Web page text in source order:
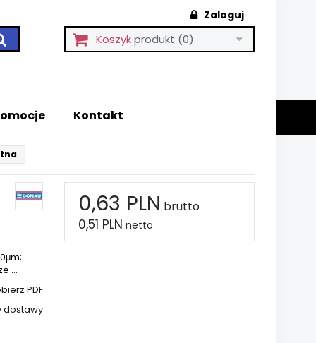
Zaloguj
Koszykprodukt (0)
Kontakt
...
PDF
dostawy
0,63 PLN brutto
0,51 PLN netto